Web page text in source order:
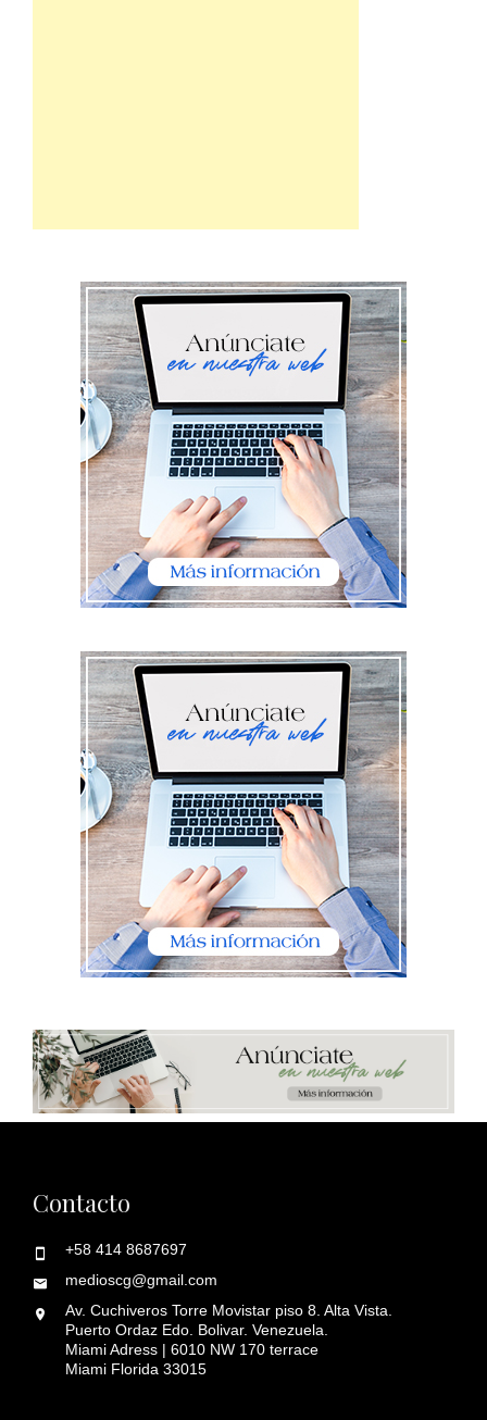
Contacto
+58 414 8687697
medioscg@gmail.com
Av. Cuchiveros Torre Movistar piso 8. Alta Vista.
Puerto Ordaz Edo. Bolivar. Venezuela.
Miami Adress | 6010 NW 170 terrace
Miami Florida 33015